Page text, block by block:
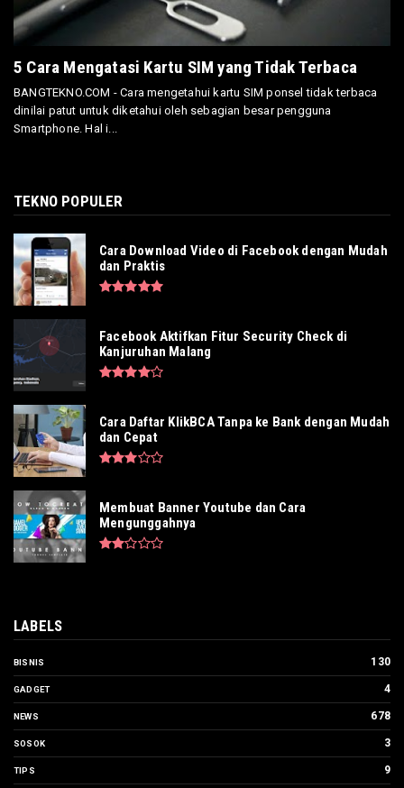
5 Cara Mengatasi Kartu SIM yang Tidak Terbaca
BANGTEKNO.COM - Cara mengetahui kartu SIM ponsel tidak terbaca
dinilai patut untuk diketahui oleh sebagian besar pengguna
Smartphone. Hal i...
TEKNO POPULER
Cara Download Video di Facebook dengan Mudah
dan Praktis
Facebook Aktifkan Fitur Security Check di
Kanjuruhan Malang
Cara Daftar KlikBCA Tanpa ke Bank dengan Mudah
dan Cepat
Membuat Banner Youtube dan Cara
Mengunggahnya
LABELS
BISNIS 130
GADGET 4
NEWS 678
SOSOK 3
TIPS 9